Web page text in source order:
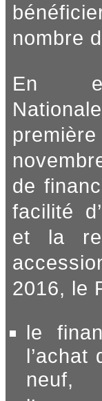
nombre
En
de
facilité
et la
2016, le
le
neuf,